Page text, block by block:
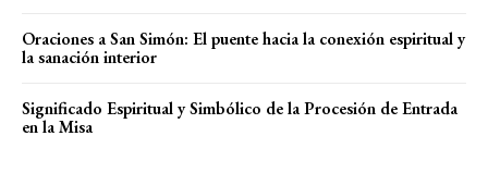
Oraciones a San Simón: El puente hacia la conexión espiritual y
la sanación interior
Significado Espiritual y Simbólico de la Procesión de Entrada
en la Misa